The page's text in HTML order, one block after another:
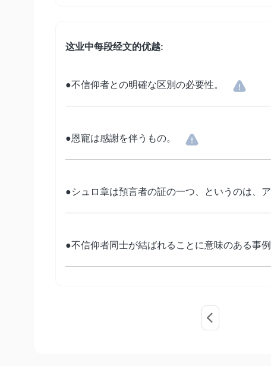
这业中每段经文的优越:
●不信仰者との明確な区別の必要性。
●恩寵は感謝を伴うもの。
●シュロ章は預言者の証の一つ、というのは、
●不信仰者同士が結ばれることに意味のある事